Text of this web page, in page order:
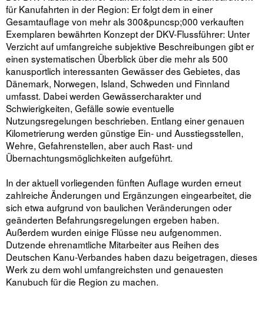
für Kanufahrten in der Region: Er folgt dem in einer
Gesamtauflage von mehr als 300&puncsp;000 verkauften
Exemplaren bewährten Konzept der DKV-Flussführer: Unter
Verzicht auf umfangreiche subjektive Be­schreibungen gibt er
einen systematischen Überblick über die mehr als 500
kanusportlich interessanten Gewässer des Gebietes, das
Dänemark, Norwegen, Island, Schweden und Finnland
umfasst. Dabei werden Gewässercharakter und
Schwierigkeiten, Gefälle sowie eventuelle
Nutzungsregelungen beschrieben. Entlang einer genauen
Kilometrierung werden günstige Ein- und Ausstiegsstellen,
Wehre, Gefahrenstellen, aber auch Rast- und
Übernachtungsmöglichkeiten aufgeführt.
In der aktuell vorliegenden fünften Auflage wurden erneut
zahlreiche Änderungen und Ergänzungen eingearbeitet, die
sich etwa aufgrund von baulichen Veränderungen oder
geänderten Befahrungsregelungen ergeben haben.
Außerdem wurden einige Flüsse neu aufgenommen.
Dutzende ehrenamtliche Mitarbeiter aus Reihen des
Deutschen Kanu-Verbandes haben dazu beigetragen, dieses
Werk zu dem wohl umfangreichsten und genauesten
Kanubuch für die Region zu machen.